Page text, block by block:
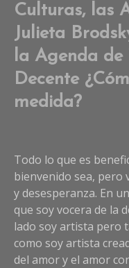
Culturas, las
Julieta
la Agenda
Decente
medida?
Todo lo que es
bienvenido sea, pero
y desesperanza. En
que soy vocera de la
lado soy artista pero
como soy artista
del amor y el amor